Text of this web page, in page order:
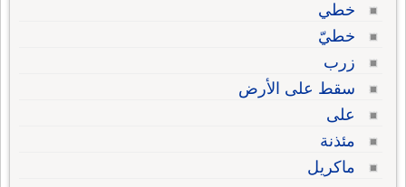
خطي
خطيّ
زرب
سقط على الأرض
على
مئذنة
ماكريل